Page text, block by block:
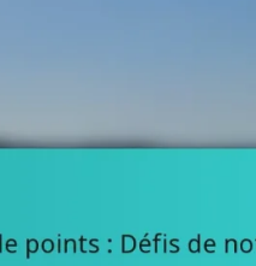
DE
DE